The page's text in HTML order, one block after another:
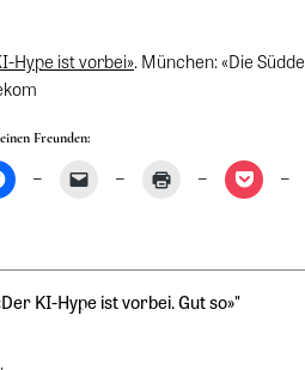
Hype ist vorbei». München: «Die
Freunden:
KI-Hype ist vorbei. Gut so»"